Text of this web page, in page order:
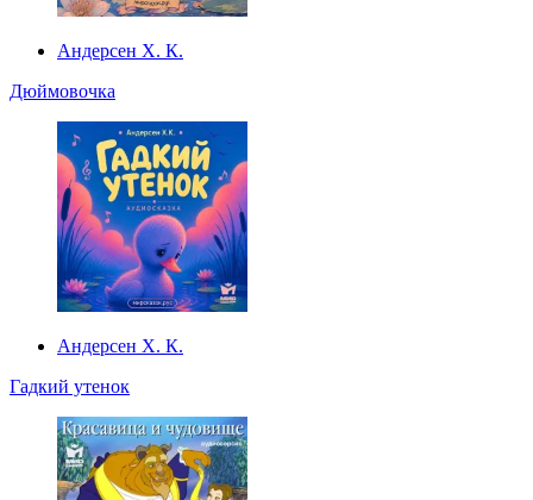
Андерсен Х. К.
Дюймовочка
Андерсен Х. К.
Гадкий утенок